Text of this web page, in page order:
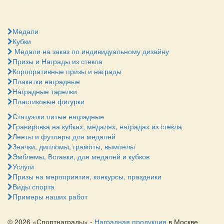
Медали
Кубки
Медали на заказ по индивидуальному дизайну
Призы и Награды из стекла
Корпоративные призы и награды
Плакетки наградные
Наградные тарелки
Пластиковые фигурки
Статуэтки литые наградные
Гравировка на кубках, медалях, наградах из стекла
Ленты и футляры для медалей
Значки, дипломы, грамоты, вымпелы
Эмблемы, Вставки, для медалей и кубков
Услуги
Призы на мероприятия, конкурсы, праздники
Виды спорта
Примеры наших работ
© 2026 «Спортнаграды» - Наградная продукция в Москве